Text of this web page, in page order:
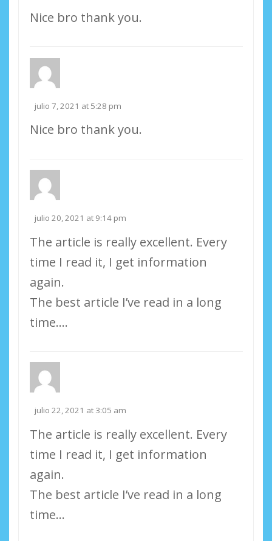
Nice bro thank you.
julio 7, 2021 at 5:28 pm
Nice bro thank you.
julio 20, 2021 at 9:14 pm
The article is really excellent. Every
time I read it, I get information
again.
The best article I’ve read in a long
time….
julio 22, 2021 at 3:05 am
The article is really excellent. Every
time I read it, I get information
again.
The best article I’ve read in a long
time…